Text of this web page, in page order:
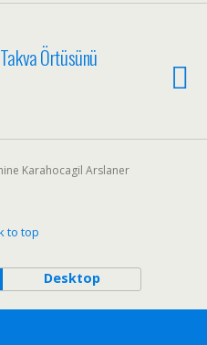
Örtüsünü
Karahocagil Arslaner
to top
Desktop